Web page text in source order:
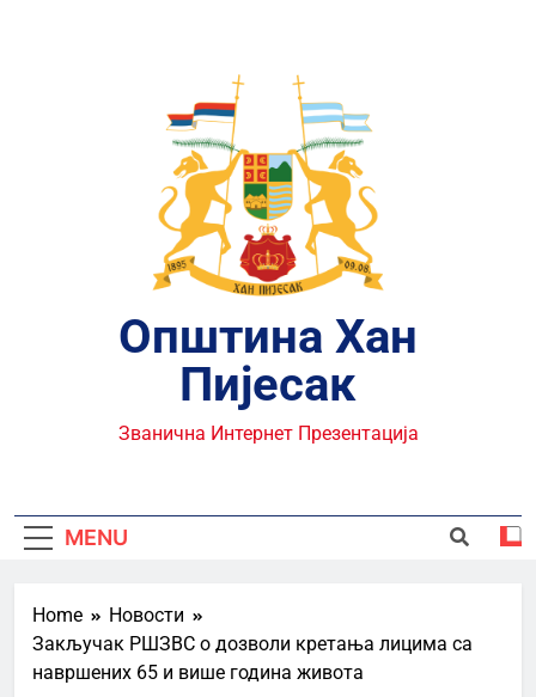
Општина Хан
Пијесак
Званична Интернет Презентација
MENU
Home
Новости
Закључак РШЗВС о дозволи кретања лицима са
навршених 65 и више година живота